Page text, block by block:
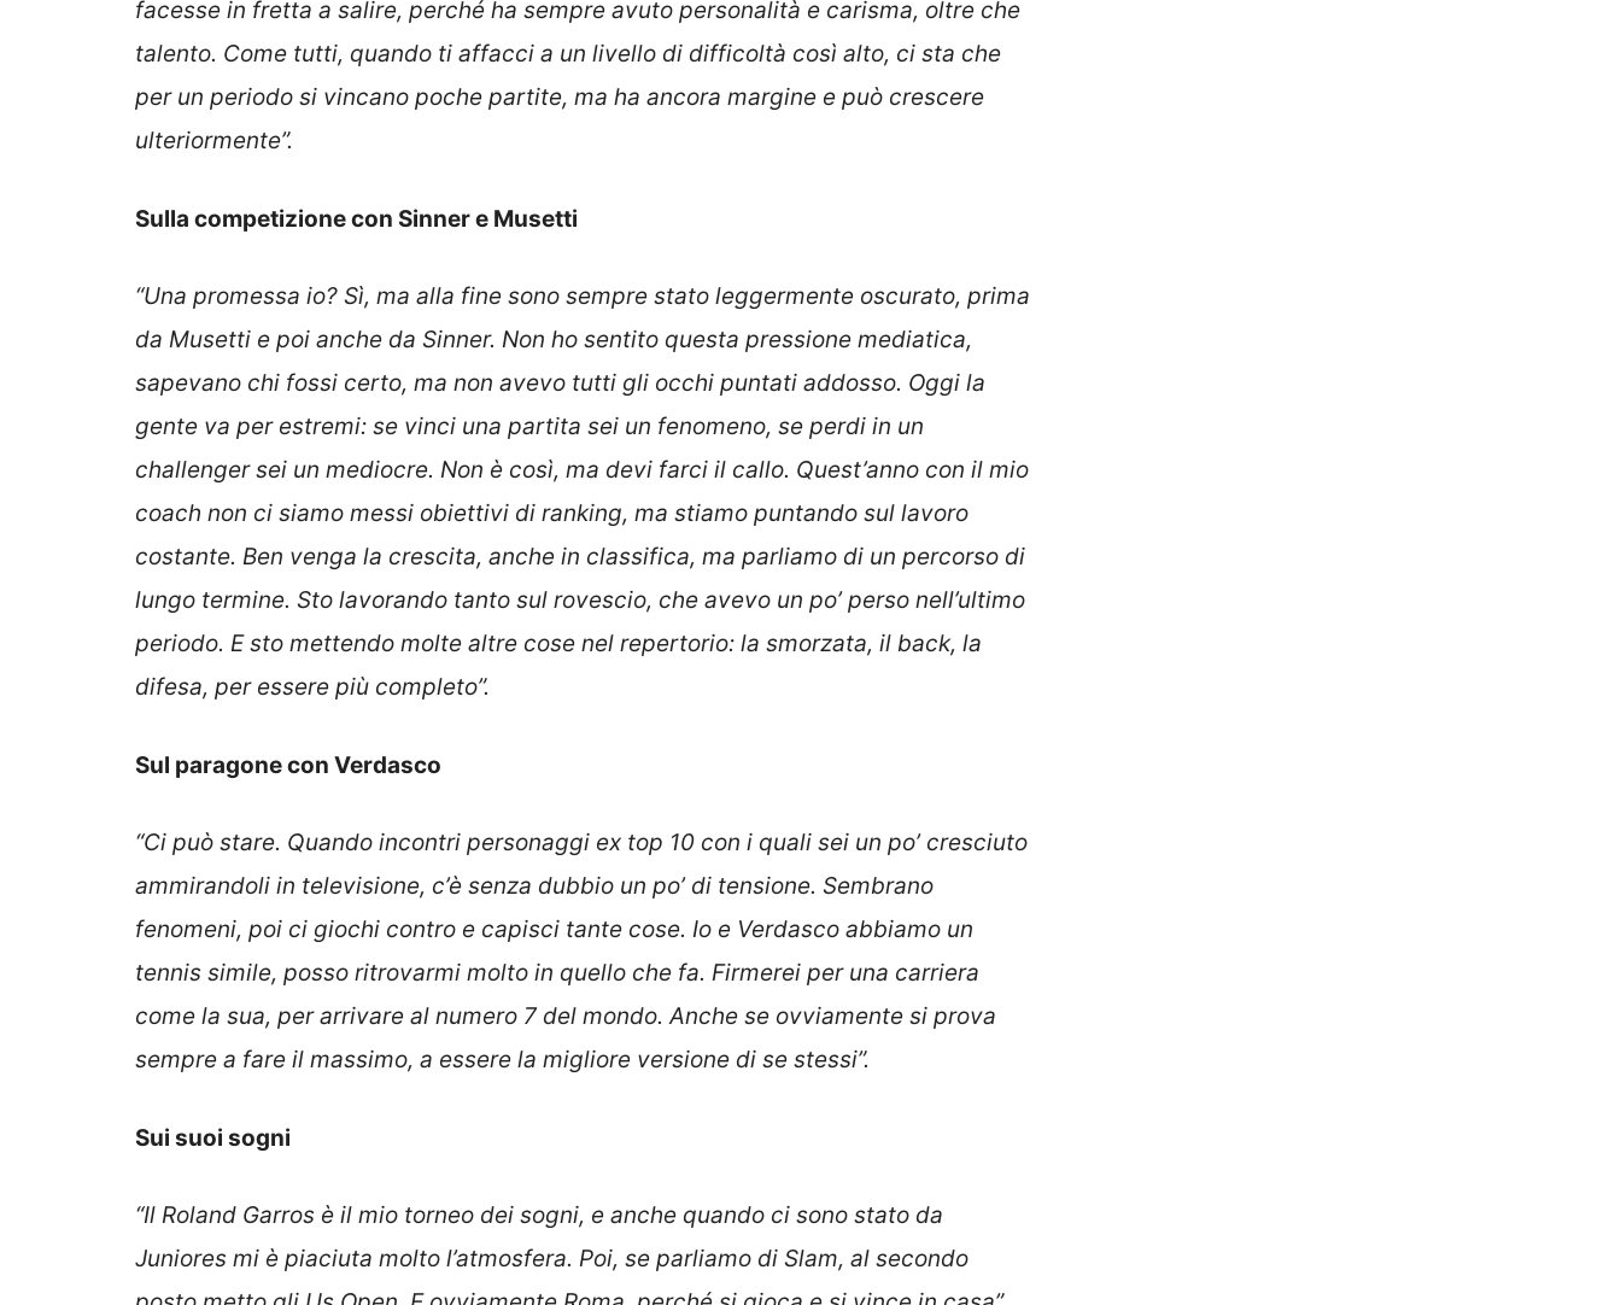
facesse in fretta a salire, perché ha sempre avuto personalità e carisma, oltre che
talento. Come tutti, quando ti affacci a un livello di difficoltà così alto, ci sta che
per un periodo si vincano poche partite, ma ha ancora margine e può crescere
ulteriormente”.
Sulla competizione con Sinner e Musetti
“Una promessa io? Sì, ma alla fine sono sempre stato leggermente oscurato, prima
da Musetti e poi anche da Sinner. Non ho sentito questa pressione mediatica,
sapevano chi fossi certo, ma non avevo tutti gli occhi puntati addosso. Oggi la
gente va per estremi: se vinci una partita sei un fenomeno, se perdi in un
challenger sei un mediocre. Non è così, ma devi farci il callo. Quest’anno con il mio
coach non ci siamo messi obiettivi di ranking, ma stiamo puntando sul lavoro
costante. Ben venga la crescita, anche in classifica, ma parliamo di un percorso di
lungo termine. Sto lavorando tanto sul rovescio, che avevo un po’ perso nell’ultimo
periodo. E sto mettendo molte altre cose nel repertorio: la smorzata, il back, la
difesa, per essere più completo”.
Sul paragone con Verdasco
“Ci può stare. Quando incontri personaggi ex top 10 con i quali sei un po’ cresciuto
ammirandoli in televisione, c’è senza dubbio un po’ di tensione. Sembrano
fenomeni, poi ci giochi contro e capisci tante cose. Io e Verdasco abbiamo un
tennis simile, posso ritrovarmi molto in quello che fa. Firmerei per una carriera
come la sua, per arrivare al numero 7 del mondo. Anche se ovviamente si prova
sempre a fare il massimo, a essere la migliore versione di se stessi”.
Sui suoi sogni
“Il Roland Garros è il mio torneo dei sogni, e anche quando ci sono stato da
Juniores mi è piaciuta molto l’atmosfera. Poi, se parliamo di Slam, al secondo